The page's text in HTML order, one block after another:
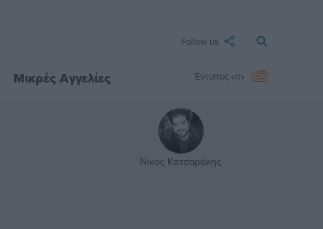
Follow us
Μικρές Αγγελίες Έντυπος «π»
Νίκος Κατσαράκης